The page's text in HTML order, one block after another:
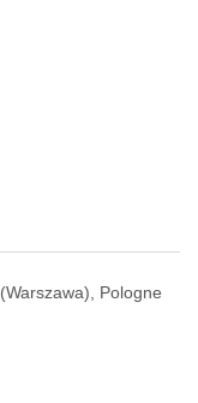
Pologne